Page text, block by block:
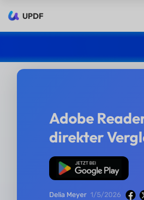
UPDF
Adobe
direkter
Kostenloser
Download
Delia Meyer 1/5/2026